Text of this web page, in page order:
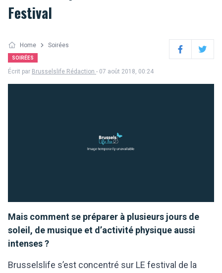
Festival
Home Soirées
SOIRÉES FacebookTwitter
Écrit par Brusselslife Rédaction - 07 août 2018, 00:24
Mais comment se préparer à plusieurs jours de
soleil, de musique et d’activité physique aussi
intenses ?
Brusselslife s’est concentré sur LE festival de la